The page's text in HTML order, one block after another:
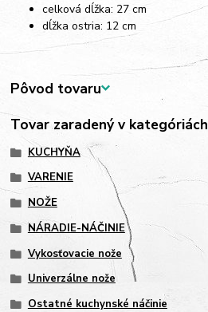
celková dĺžka: 27 cm
dĺžka ostria: 12 cm
Pôvod tovaru
Tovar zaradený v kategóriách
KUCHYŇA
VARENIE
NOŽE
NÁRADIE-NÁČINIE
Vykosťovacie nože
Univerzálne nože
Ostatné kuchynské náčinie